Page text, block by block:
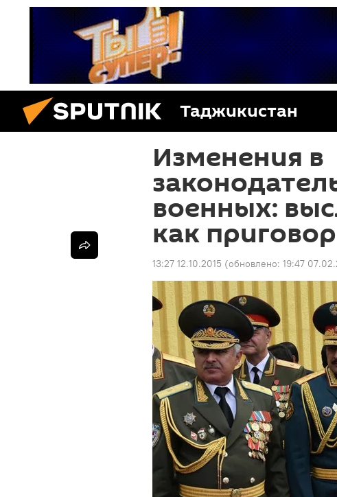
Таджикистан
Изменения в
военных:
как приговор
13:27 12.10.2015 (обновлено: 19:47